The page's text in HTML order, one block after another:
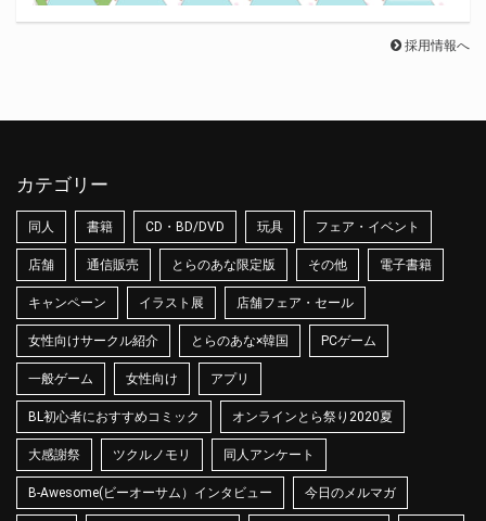
採用情報へ
カテゴリー
同人 書籍 CD・BD/DVD 玩具 フェア・イベント
店舗 通信販売 とらのあな限定版 その他 電子書籍
キャンペーン イラスト展 店舗フェア・セール
女性向けサークル紹介 とらのあな×韓国 PCゲーム
一般ゲーム 女性向け アプリ
BL初心者におすすめコミック オンラインとら祭り2020夏
大感謝祭 ツクルノモリ 同人アンケート
B-Awesome(ビーオーサム）インタビュー 今日のメルマガ